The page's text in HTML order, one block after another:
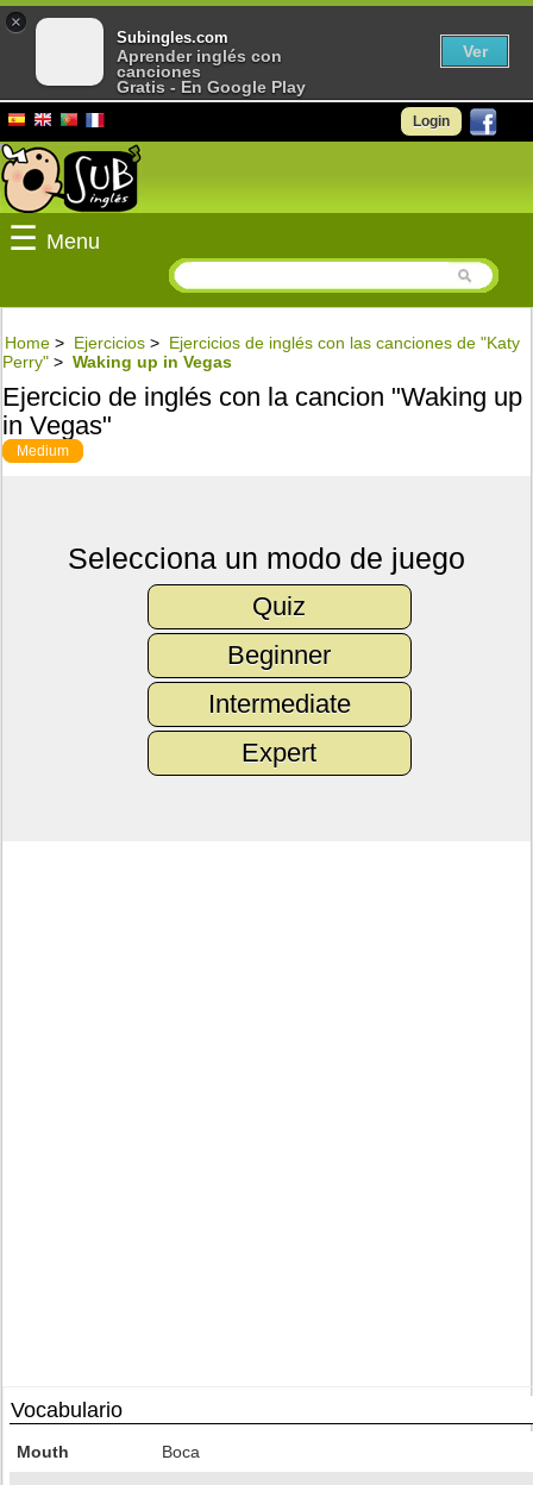
Login
☰ Menu
Home > Ejercicios > Ejercicios de inglés con las canciones de "Katy
Perry" > Waking up in Vegas
Ejercicio de inglés con la cancion "Waking up
in Vegas"
Medium
Selecciona un modo de juego
Quiz
Beginner
Intermediate
Expert
Vocabulario
Mouth Boca
×
Subingles.com
Aprender inglés con
canciones
Gratis - En Google Play
Ver